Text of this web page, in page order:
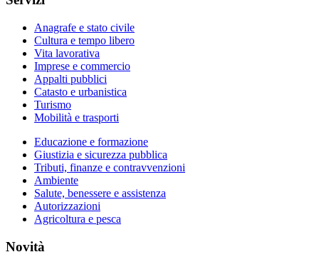
Anagrafe e stato civile
Cultura e tempo libero
Vita lavorativa
Imprese e commercio
Appalti pubblici
Catasto e urbanistica
Turismo
Mobilità e trasporti
Educazione e formazione
Giustizia e sicurezza pubblica
Tributi, finanze e contravvenzioni
Ambiente
Salute, benessere e assistenza
Autorizzazioni
Agricoltura e pesca
Novità